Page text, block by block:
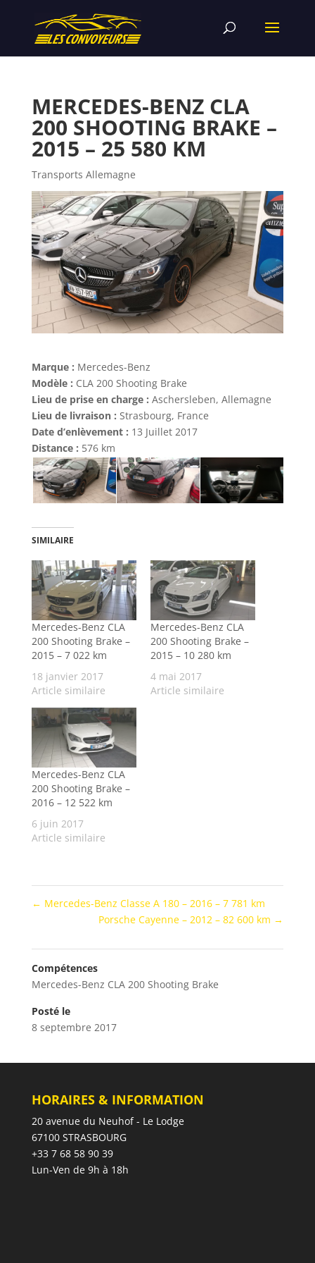
MERCEDES-BENZ CLA
200 SHOOTING BRAKE –
2015 – 25 580 KM
Transports Allemagne
Marque : Mercedes-Benz
Modèle : CLA 200 Shooting Brake
Lieu de prise en charge : Aschersleben, Allemagne
Lieu de livraison : Strasbourg, France
Date d’enlèvement : 13 Juillet 2017
Distance : 576 km
SIMILAIRE
Mercedes-Benz CLA
200 Shooting Brake –
2015 – 7 022 km
18 janvier 2017
Article similaire
Mercedes-Benz CLA
200 Shooting Brake –
2015 – 10 280 km
4 mai 2017
Article similaire
Mercedes-Benz CLA
200 Shooting Brake –
2016 – 12 522 km
6 juin 2017
Article similaire
← Mercedes-Benz Classe A 180 – 2016 – 7 781 km
Porsche Cayenne – 2012 – 82 600 km →
Compétences
Mercedes-Benz CLA 200 Shooting Brake
Posté le
8 septembre 2017
HORAIRES & INFORMATION
20 avenue du Neuhof - Le Lodge
67100 STRASBOURG
+33 7 68 58 90 39
Lun-Ven de 9h à 18h